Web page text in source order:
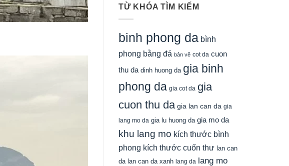
TỪ KHÓA TÌM KIẾM
binh phong da bình
phong bằng đá bản vẽ cot da cuon
thu da dinh huong da gia binh
phong da gia cot da gia
cuon thu da gia lan can da gia
lang mo da gia lu huong da gia mo da
khu lang mo kích thước bình
phong kích thước cuốn thư lan can
da lan can da xanh lang da lang mo